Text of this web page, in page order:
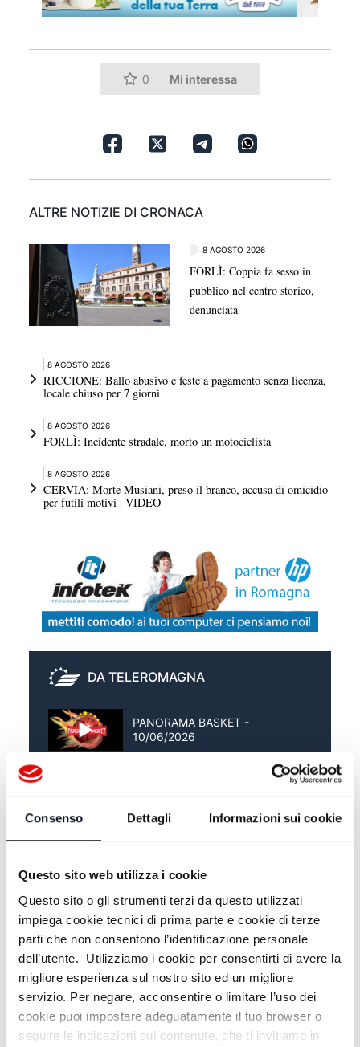
Consenso Dettagli Informazioni sui cookie
Questo sito web utilizza i cookie
Questo sito o gli strumenti terzi da questo utilizzati
impiega cookie tecnici di prima parte e cookie di terze
parti che non consentono l’identificazione personale
dell’utente. Utilizziamo i cookie per consentirti di avere la
migliore esperienza sul nostro sito ed un migliore
servizio. Per negare, acconsentire o limitare l’uso dei
cookie puoi impostare adeguatamente il tuo browser o
seguire le indicazioni qui contenute, che ti invitiamo in
0 Mi interessa
ALTRE NOTIZIE DI CRONACA
8 AGOSTO 2026
FORLÌ: Coppia fa sesso in
pubblico nel centro storico,
denunciata
8 AGOSTO 2026
RICCIONE: Ballo abusivo e feste a pagamento senza licenza,
locale chiuso per 7 giorni
8 AGOSTO 2026
FORLÌ: Incidente stradale, morto un motociclista
8 AGOSTO 2026
CERVIA: Morte Musiani, preso il branco, accusa di omicidio
per futili motivi | VIDEO
DA TELEROMAGNA
PANORAMA BASKET -
10/06/2026